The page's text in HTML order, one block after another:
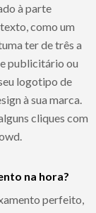
à parte
como um
ter de três a
publicitário ou
logotipo de
à sua marca.
cliques com
na hora?
perfeito,